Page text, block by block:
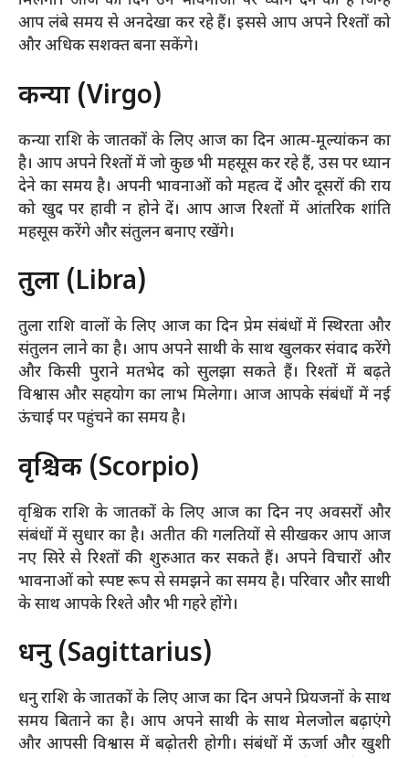
आप लंबे समय से अनदेखा कर रहे हैं। इससे आप अपने रिश्तों को
और अधिक सशक्त बना सकेंगे।
कन्या (Virgo)
कन्या राशि के जातकों के लिए आज का दिन आत्म-मूल्यांकन का
है। आप अपने रिश्तों में जो कुछ भी महसूस कर रहे हैं, उस पर ध्यान
देने का समय है। अपनी भावनाओं को महत्व दें और दूसरों की राय
को खुद पर हावी न होने दें। आप आज रिश्तों में आंतरिक शांति
महसूस करेंगे और संतुलन बनाए रखेंगे।
तुला (Libra)
तुला राशि वालों के लिए आज का दिन प्रेम संबंधों में स्थिरता और
संतुलन लाने का है। आप अपने साथी के साथ खुलकर संवाद करेंगे
और किसी पुराने मतभेद को सुलझा सकते हैं। रिश्तों में बढ़ते
विश्वास और सहयोग का लाभ मिलेगा। आज आपके संबंधों में नई
ऊंचाई पर पहुंचने का समय है।
वृश्चिक (Scorpio)
वृश्चिक राशि के जातकों के लिए आज का दिन नए अवसरों और
संबंधों में सुधार का है। अतीत की गलतियों से सीखकर आप आज
नए सिरे से रिश्तों की शुरुआत कर सकते हैं। अपने विचारों और
भावनाओं को स्पष्ट रूप से समझने का समय है। परिवार और साथी
के साथ आपके रिश्ते और भी गहरे होंगे।
धनु (Sagittarius)
धनु राशि के जातकों के लिए आज का दिन अपने प्रियजनों के साथ
समय बिताने का है। आप अपने साथी के साथ मेलजोल बढ़ाएंगे
और आपसी विश्वास में बढ़ोतरी होगी। संबंधों में ऊर्जा और खुशी